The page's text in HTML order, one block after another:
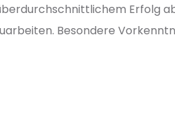
Erfolg
Besondere